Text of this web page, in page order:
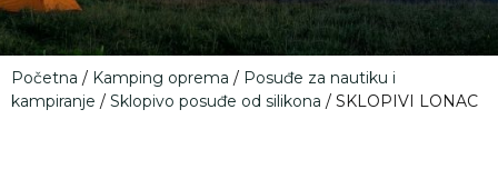
Početna / Kamping oprema / Posuđe za nautiku i
kampiranje / Sklopivo posuđe od silikona / SKLOPIVI LONAC